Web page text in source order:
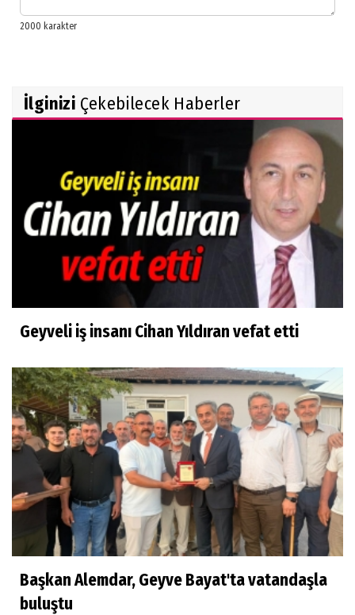
İlginizi Çekebilecek Haberler
Geyveli iş insanı Cihan Yıldıran vefat etti
Başkan Alemdar, Geyve Bayat'ta vatandaşla
buluştu